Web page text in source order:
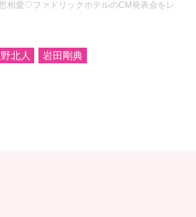
相愛♡ファドリックホテルのCM発表会をレ
北人 岩田剛典